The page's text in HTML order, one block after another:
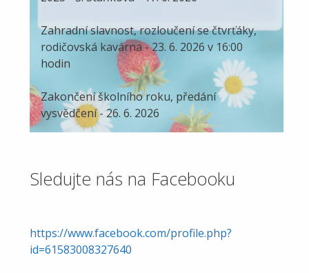
Zahradní slavnost, rozloučení se čtvrťáky,
rodičovská kavárna - 23. 6. 2026 v 16:00
hodin
Zakončení školního roku, předání
vysvědčení - 26. 6. 2026
Sledujte nás na Facebooku
https://www.facebook.com/profile.php?
id=61583008327640